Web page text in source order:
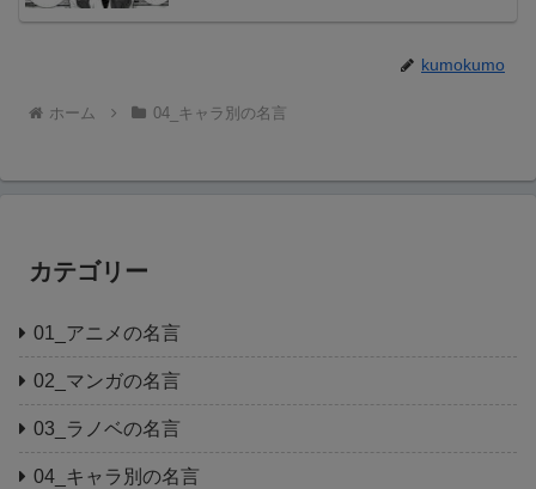
kumokumo
ホーム 04_キャラ別の名言
カテゴリー
01_アニメの名言
02_マンガの名言
03_ラノベの名言
04_キャラ別の名言